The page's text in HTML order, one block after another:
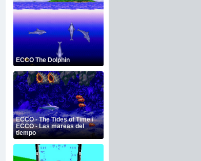
ECCO The Dolphin
ECCO - The Tides of Time /
ECCO - Las mareas del
tiempo